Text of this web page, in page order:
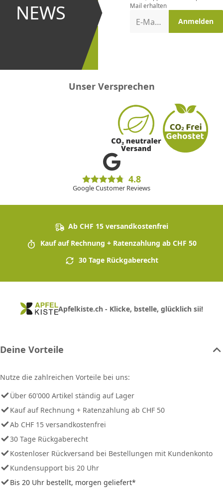
NEWS
und bei
Aktionen
Mail erhalten
E-Mail-Adresse Anmelden
Unser Versprechen
4.8
Google Customer Reviews
Ab CHF 15 versandkostenfrei
Kauf auf Rechnung + Ratenzahlung ab CHF 50
30 Tage Rückgaberecht
Apfelkiste.ch - Klicke, bstelle, glücklich sii!
Deine Vorteile
Nutze die zahlreichen Vorteile bei uns:
Über 60'000 Artikel ständig auf Lager
Kauf auf Rechnung + Ratenzahlung ab CHF 50
Ab CHF 15 versandkostenfrei
30 Tage Rückgaberecht
Kostenloser Rückversand bei Bestellungen mit Kundenkonto
Kundensupport bis 20 Uhr
Bis 20 Uhr bestellt, morgen geliefert*